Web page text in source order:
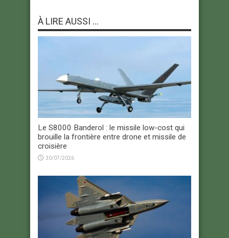
À LIRE AUSSI ...
Le S8000 Banderol : le missile low-cost qui
brouille la frontière entre drone et missile de
croisière
30/07/2026